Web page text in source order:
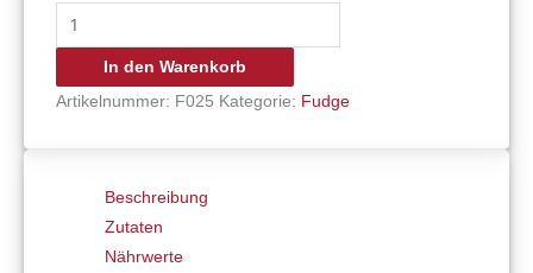
In den Warenkorb
Artikelnummer: F025 Kategorie: Fudge
Beschreibung
Zutaten
Nährwerte